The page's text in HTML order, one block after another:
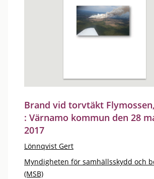
Brand vid torvtäkt
: Värnamo kommun den 28
2017
Lönnqvist Gert
Myndigheten för samhällsskydd och
(MSB)